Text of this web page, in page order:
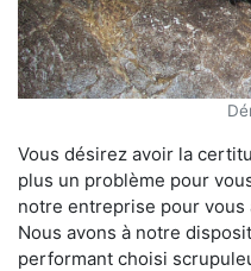
Vous désirez avoir la
plus un problème pour
notre entreprise pour vous
Nous avons à notre
performant choisi